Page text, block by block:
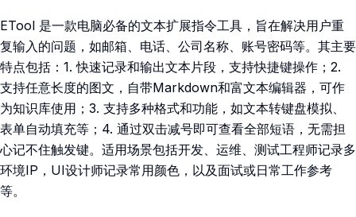
ETool 是一款电脑必备的文本扩展指令工具，旨在解决用户重
复输入的问题，如邮箱、电话、公司名称、账号密码等。其主要
特点包括：1. 快速记录和输出文本片段，支持快捷键操作；2.
支持任意长度的图文，自带Markdown和富文本编辑器，可作
为知识库使用；3. 支持多种格式和功能，如文本转键盘模拟、
表单自动填充等；4. 通过双击减号即可查看全部短语，无需担
心记不住触发键。适用场景包括开发、运维、测试工程师记录多
环境IP，UI设计师记录常用颜色，以及面试或日常工作参考
等。